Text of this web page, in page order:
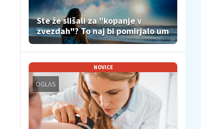
Ste že slišali za "kopanje v
zvezdah"? To naj bi pomirjalo um
NOVICE
OGLAS